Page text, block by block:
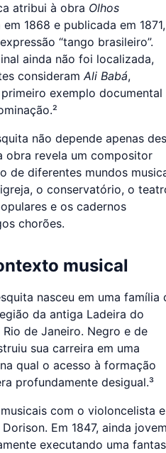
atribui à obra Olhos
1868 e publicada em
“tango brasileiro”.
ainda não foi localizada,
consideramAli Babá,
exemplo documental
não depende apenas
obra revela um compositor
de diferentes mundos
o conservatório, o
e os cadernos
chorões.
musical
nasceu em uma família
da antiga Ladeira do
de Janeiro. Negro e de
sua carreira em uma
qual o acesso à formação
profundamente desigual.³
com o violoncelista e
Em 1847, ainda
executando uma